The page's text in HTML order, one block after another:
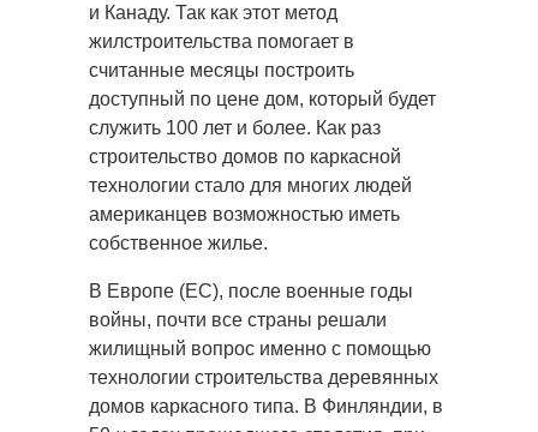
и Канаду. Так как этот метод
жилстроительства помогает в
считанные месяцы построить
доступный по цене дом, который будет
служить 100 лет и более. Как раз
строительство домов по каркасной
технологии стало для многих людей
американцев возможностью иметь
собственное жилье.
В Европе (ЕС), после военные годы
войны, почти все страны решали
жилищный вопрос именно с помощью
технологии строительства деревянных
домов каркасного типа. В Финляндии, в